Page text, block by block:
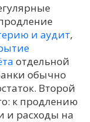
и аудит,
отдельной
обычно
Второй
к продлению
и расходы на